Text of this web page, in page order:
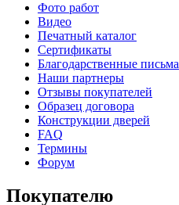
Фото работ
Видео
Печатный каталог
Сертификаты
Благодарственные письма
Наши партнеры
Отзывы покупателей
Образец договора
Конструкции дверей
FAQ
Термины
Форум
Покупателю